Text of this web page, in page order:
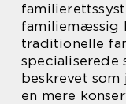
familiemæssig
traditionelle
beskrevet
en mere